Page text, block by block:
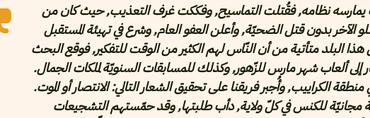
يمارسه نظامه, فقُتلت التماسيح, وفككت غرف التعذيب, حيث كان من
الآخر بدون قتل الضحيّة, وأعلن العفو العام, وشرع في تهيئة المستقبل
البلد متأتية من أن النّاس لهم الكثير من الوقت للتفكير, فوقع البحث
إلى ألعاب شهر مارس للزّهور, وكذلك للمسابقات السنويّة لملكات الجمال.
الكراييب, وأُجبر فريقنا على تحقيق الشعار التالي: الانتصار أو الموت.
مجانيّة للكنس في كلّ ولاية, دأب طلبتها, وقد حمّستهم التشجيعات